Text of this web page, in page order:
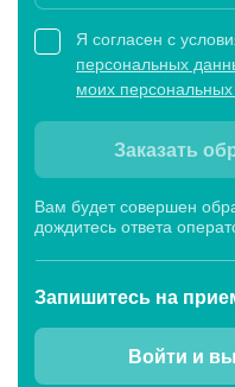
Я согласен с
персональных
моих
Заказать
Вам будет совершен
дождитесь ответа
Запишитесь на
Войти и